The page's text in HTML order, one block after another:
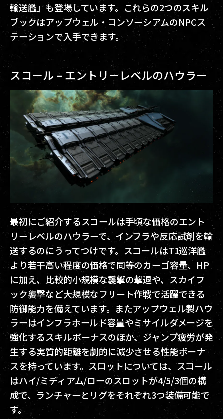
輸送艦」も登場しています。これらの2つのスキル
ブックはアップウェル・コンソーシアムのNPCス
テーションで入手できます。
スコール – エントリーレベルのハウラー
最初にご紹介するスコールは手頃な価格のエント
リーレベルのハウラーで、インフラや反応試剤を輸
送するのにうってつけです。スコールはT1巡洋艦
より若干高い程度の価格で同等のカーゴ容量、HP
に加え、比較的小規模な襲撃の撃退や、スカイフ
ック襲撃など大規模なフリート作戦で活躍できる
防御能力を備えています。またアップウェル製ハウ
ラーはインフラホールド容量やミサイルダメージを
強化するスキルボーナスのほか、ジャンプ疲労が発
生する実質的距離を劇的に減少させる性能ボーナ
スを持っています。スロットについては、スコール
はハイ/ミディアム/ローのスロットが4/5/3個の構
成で、ランチャーとリグをそれぞれ3つ装備可能で
す。